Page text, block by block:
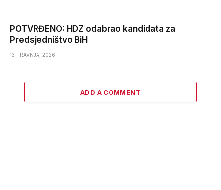
POTVRĐENO: HDZ odabrao kandidata za
Predsjedništvo BiH
13 TRAVNJA, 2026
ADD A COMMENT